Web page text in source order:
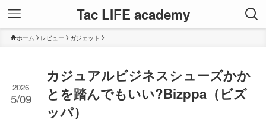
Tac LIFE academy
ホーム レビュー ガジェット
カジュアルビジネスシューズかか
とを踏んでもいい?Bizppa（ビズ
ッパ）
2026
5/09